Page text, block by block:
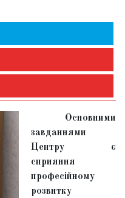
Основними
завданнями
Центру є
сприяння
професійному
розвитку